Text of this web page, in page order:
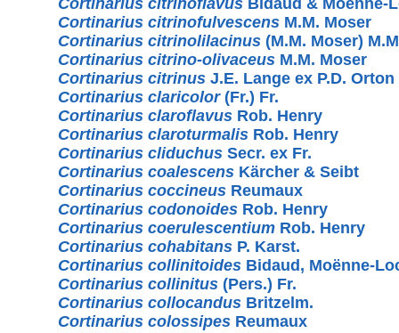
Cortinarius citrinofulvescens M.M. Moser
Cortinarius citrinolilacinus (M.M. Moser)
Cortinarius citrino-olivaceus M.M. Moser
Cortinarius citrinus J.E. Lange ex P.D. Orton
Cortinarius claricolor(Fr.) Fr.
Cortinarius claroflavus Rob. Henry
Cortinarius claroturmalis Rob. Henry
Cortinarius cliduchus Secr. ex Fr.
Cortinarius coalescens Kärcher & Seibt
Cortinarius coccineus Reumaux
Cortinarius codonoides Rob. Henry
Cortinarius coerulescentium Rob. Henry
Cortinarius cohabitans P. Karst.
Cortinarius collinitoides Bidaud, Moënne-
Cortinarius collinitus (Pers.) Fr.
Cortinarius collocandus Britzelm.
Cortinarius colossipes Reumaux